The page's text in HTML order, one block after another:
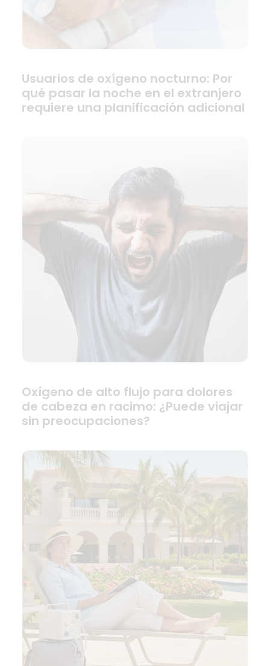
Usuarios de oxígeno nocturno: Por
qué pasar la noche en el extranjero
requiere una planificación adicional
Oxígeno de alto flujo para dolores
de cabeza en racimo: ¿Puede viajar
sin preocupaciones?